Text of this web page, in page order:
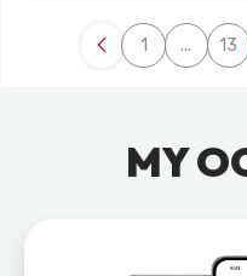
Page
1 ...Pages
13
MY